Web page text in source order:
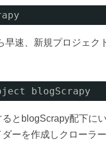
早速、新規プロジェ
blogScrapy
とblogScrapy配下に
ーを作成しクローラ